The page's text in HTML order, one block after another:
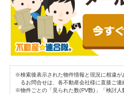
※検索後表示された物件情報と現況に相違が
るお問合せは、各不動産会社様に直接ご連
※物件ごとの「見られた数(PV数)」「検討人